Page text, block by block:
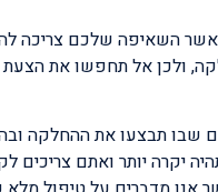
השאיפה שלכם צריכה
ולכן אל תחפשו את
שבו תבצעו את ההחלקה
יקרה יותר ואתם צריכים